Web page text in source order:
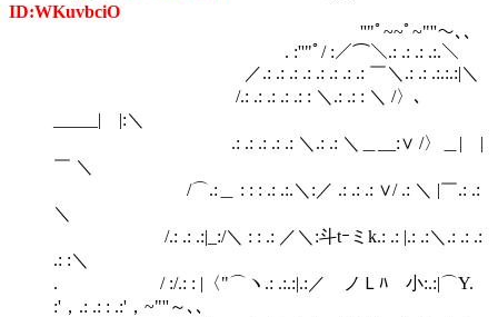
ID:WKuvbciO
''"ﾟ~~ﾟ~"''～､、
. :''"ﾟ/ :／⌒＼.: .: .: .:.＼
／.: .: .: .: .: .: .: .: ￣＼.: .: .:.:.:|＼
/.: .: .: .: .: : ＼.: .: : ＼ /〉､
_____| |:＼
.: .: .: .: .: ＼.: .: ＼＿__:∨ /〉＿| |
￣ ＼
/⌒.:＿ : : : .: .:.＼:／ .: .: .: ∨/ .: ＼ |￣.: .:
＼
/.: .: .:|_:/＼ : : .: ／＼:斗tｰミk.: .: |.: .:＼.: .: .:
.: :＼
. / :/.: : |〈"⌒ヽ.: .:.:|.:／ ノＬﾊ 小:.:|⌒Y.
:'，.: .: : .:'，~"''～､、